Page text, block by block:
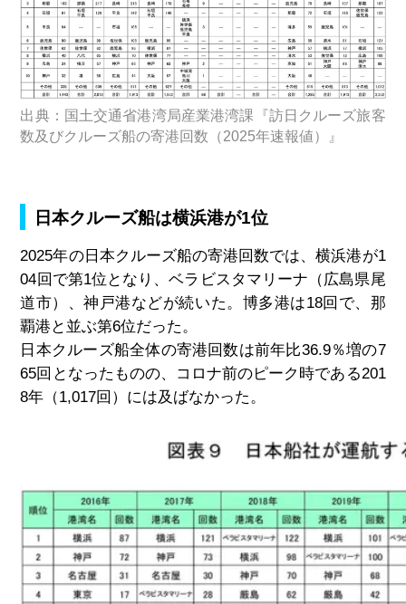
出典：国土交通省港湾局産業港湾課『訪日クルーズ旅客
数及びクルーズ船の寄港回数（2025年速報値）』
日本クルーズ船は横浜港が1位
2025年の日本クルーズ船の寄港回数では、横浜港が1
04回で第1位となり、ベラビスタマリーナ（広島県尾
道市）、神戸港などが続いた。博多港は18回で、那
覇港と並ぶ第6位だった。
日本クルーズ船全体の寄港回数は前年比36.9％増の7
65回となったものの、コロナ前のピーク時である201
8年（1,017回）には及ばなかった。